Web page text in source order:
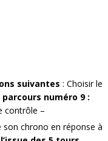
suivantes : Choisir le
parcours numéro 9 :
contrôle –
chrono en réponse à